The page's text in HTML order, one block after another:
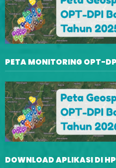
PETA MONITORING OPT-
DOWNLOAD APLIKASI DI